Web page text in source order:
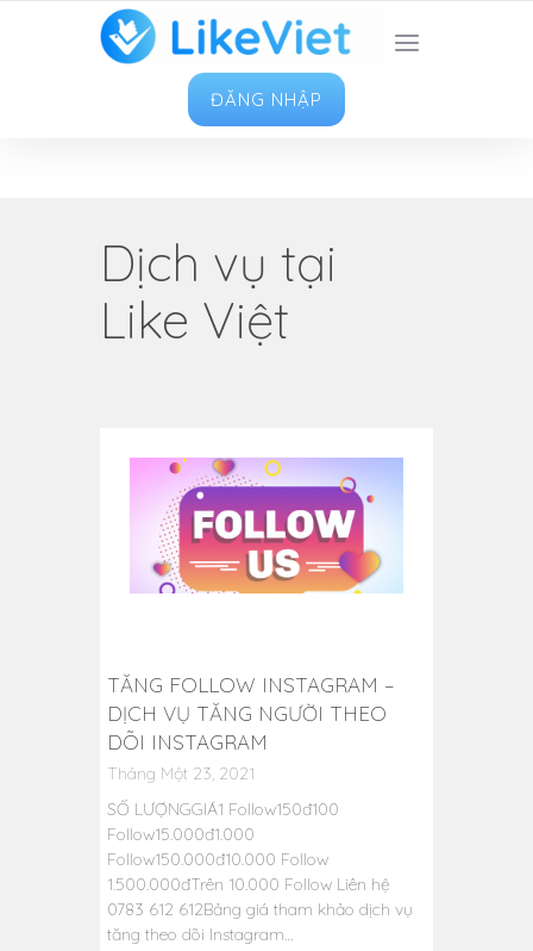
TOP 1 ỨNG DỤNG TĂNG LIKE HAY NHẤT VIỆT
NAM
ĐĂNG NHẬP
Dịch vụ tại
Like Việt
TĂNG FOLLOW INSTAGRAM –
DỊCH VỤ TĂNG NGƯỜI THEO
DÕI INSTAGRAM
Tháng Một 23, 2021
SỐ LƯỢNGGIÁ1 Follow150đ100
Follow15.000đ1.000
Follow150.000đ10.000 Follow
1.500.000đTrên 10.000 Follow Liên hệ
0783 612 612Bảng giá tham khảo dịch vụ
tăng theo dõi Instagram…